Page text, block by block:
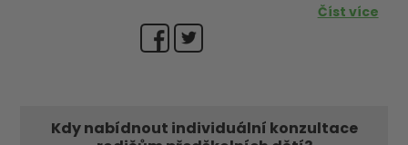
Číst více
Kdy nabídnout individuální konzultace